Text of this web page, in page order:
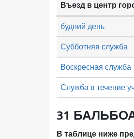
Въезд в центр
Субботняя служба
Воскресная служба
будний день
Служба в течение
31
В таблице ниже